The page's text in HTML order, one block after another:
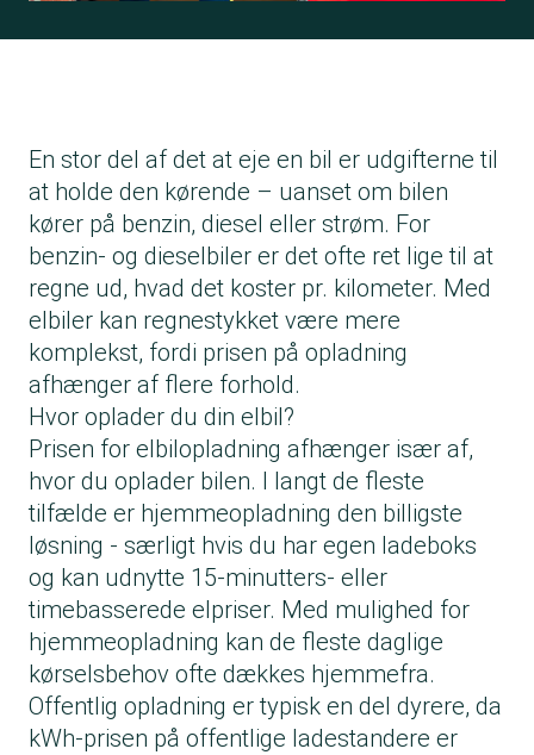
En stor del af det at eje en bil er udgifterne til
at holde den kørende – uanset om bilen
kører på benzin, diesel eller strøm. For
benzin- og dieselbiler er det ofte ret lige til at
regne ud, hvad det koster pr. kilometer. Med
elbiler kan regnestykket være mere
komplekst, fordi prisen på opladning
afhænger af flere forhold.
Hvor oplader du din elbil?
Prisen for elbilopladning afhænger især af,
hvor du oplader bilen. I langt de fleste
tilfælde er hjemmeopladning den billigste
løsning - særligt hvis du har egen ladeboks
og kan udnytte 15-minutters- eller
timebasserede elpriser. Med mulighed for
hjemmeopladning kan de fleste daglige
kørselsbehov ofte dækkes hjemmefra.
Offentlig opladning er typisk en del dyrere, da
kWh-prisen på offentlige ladestandere er